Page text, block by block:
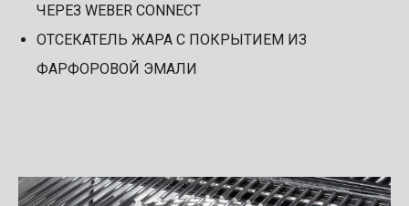
ЧЕРЕЗ WEBER CONNECT
ОТСЕКАТЕЛЬ ЖАРА С ПОКРЫТИЕМ ИЗ
ФАРФОРОВОЙ ЭМАЛИ